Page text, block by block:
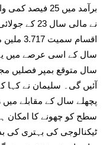
برآمد میں 25
نے مالی سال
اقسام
سال متوقع بمپر فصلیں
آئیں گی۔ سلیمان نے
پچھلے سال کے مقابلے میں
سطح کو چھونے کا امکان
ٹیکنالوجی کی بہتری کی